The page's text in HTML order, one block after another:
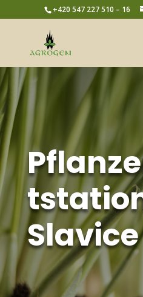
+420 547 227 510 – 16
Slavice